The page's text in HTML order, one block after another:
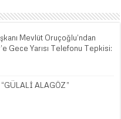
Mevlüt Oruçoğlu’ndan
Gece Yarısı Telefonu Tepkisi:
“GÜLALİ ALAGÖZ”